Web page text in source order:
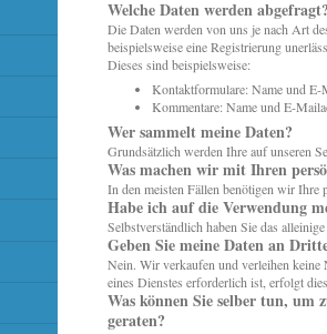
Welche Daten werden abgefragt?
Die Daten werden von uns je nach Art
beispielsweise eine Registrierung
Dieses sind beispielsweise:
Kontaktformulare: Name und
Kommentare: Name und E-
Wer sammelt meine Daten?
Grundsätzlich werden Ihre auf unseren
Was machen wir mit Ihren
In den meisten Fällen benötigen wir Ihre
Habe ich auf die Verwendung
Selbstverständlich haben Sie das
Geben Sie meine Daten an
Nein. Wir verkaufen und verleihen keine
eines Dienstes erforderlich ist, erfolgt
Was können Sie selber tun, um
geraten?